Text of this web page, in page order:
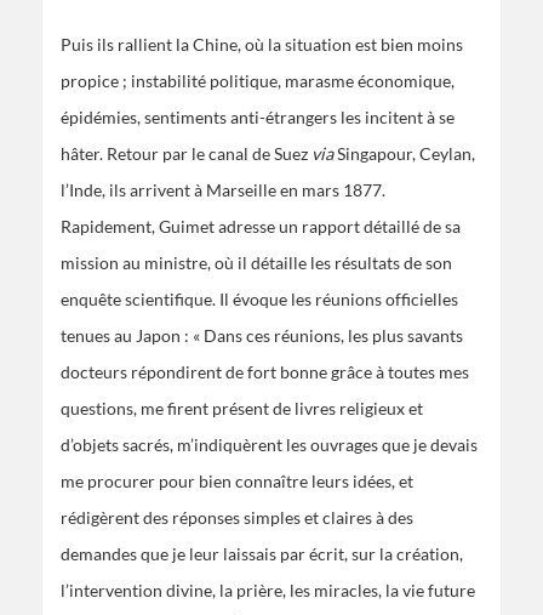
Puis ils rallient la Chine, où la situation est bien moins
propice ; instabilité politique, marasme économique,
épidémies, sentiments anti-étrangers les incitent à se
hâter. Retour par le canal de Suez viaSingapour, Ceylan,
l’Inde, ils arrivent à Marseille en mars 1877.
Rapidement, Guimet adresse un rapport détaillé de sa
mission au ministre, où il détaille les résultats de son
enquête scientifique. Il évoque les réunions officielles
tenues au Japon : « Dans ces réunions, les plus savants
docteurs répondirent de fort bonne grâce à toutes mes
questions, me firent présent de livres religieux et
d’objets sacrés, m’indiquèrent les ouvrages que je devais
me procurer pour bien connaître leurs idées, et
rédigèrent des réponses simples et claires à des
demandes que je leur laissais par écrit, sur la création,
l’intervention divine, la prière, les miracles, la vie future